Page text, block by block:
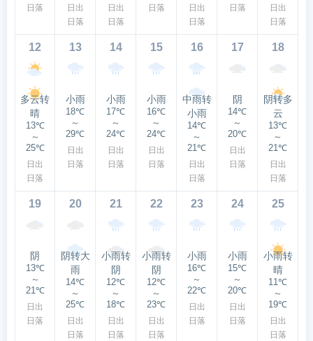
日落
日出
日落
日出
日落
日落
日出
日落
日落
日出
日落
12
多云转
晴
13℃
～
25℃
日出
日落
13
小雨
18℃
～
29℃
日出
日落
14
小雨
17℃
～
24℃
日出
日落
15
小雨
16℃
～
24℃
日出
日落
16
中雨转
小雨
14℃
～
21℃
日出
日落
17
阴
14℃
～
20℃
日出
日落
18
阴转多
云
13℃
～
21℃
日出
日落
19
阴
13℃
～
21℃
日出
日落
20
阴转大
雨
14℃
～
25℃
日出
日落
21
小雨转
阴
12℃
～
18℃
日出
日落
22
小雨转
阴
12℃
～
23℃
日出
日落
23
小雨
16℃
～
22℃
日出
日落
24
小雨
15℃
～
20℃
日出
日落
25
小雨转
晴
11℃
～
19℃
日出
日落